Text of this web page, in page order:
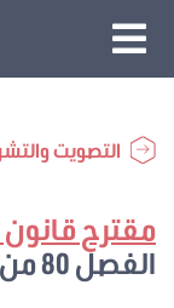
التصويت
مقترح قانون عدد
الفصل 80 من مجلة الاتصالات